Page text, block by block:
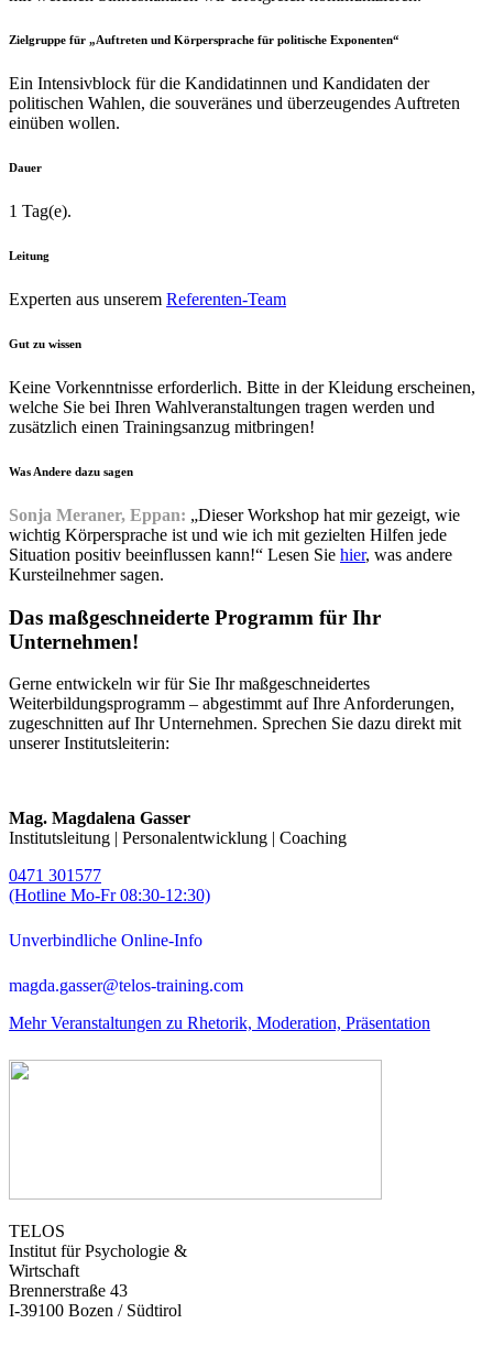
Zielgruppe für „Auftreten und Körpersprache für politische Exponenten“
Ein Intensivblock für die Kandidatinnen und Kandidaten der
politischen Wahlen, die souveränes und überzeugendes Auftreten
einüben wollen.
Dauer
1 Tag(e).
Leitung
Experten aus unserem Referenten-Team
Gut zu wissen
Keine Vorkenntnisse erforderlich. Bitte in der Kleidung erscheinen,
welche Sie bei Ihren Wahlveranstaltungen tragen werden und
zusätzlich einen Trainingsanzug mitbringen!
Was Andere dazu sagen
Sonja Meraner, Eppan: „Dieser Workshop hat mir gezeigt, wie
wichtig Körpersprache ist und wie ich mit gezielten Hilfen jede
Situation positiv beeinflussen kann!“ Lesen Sie hier, was andere
Kursteilnehmer sagen.
Das maßgeschneiderte Programm für Ihr
Unternehmen!
Gerne entwickeln wir für Sie Ihr maßgeschneidertes
Weiterbildungsprogramm – abgestimmt auf Ihre Anforderungen,
zugeschnitten auf Ihr Unternehmen. Sprechen Sie dazu direkt mit
unserer Institutsleiterin:
Mag. Magdalena Gasser
Institutsleitung | Personalentwicklung | Coaching
0471 301577
(Hotline Mo-Fr 08:30-12:30)
Unverbindliche Online-Info
magda.gasser@telos-training.com
Mehr Veranstaltungen zu Rhetorik, Moderation, Präsentation
TELOS
Institut für Psychologie &
Wirtschaft
Brennerstraße 43
I-39100 Bozen / Südtirol